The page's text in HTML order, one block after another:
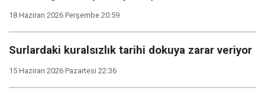
18 Haziran 2026 Perşembe 20:59
Surlardaki kuralsızlık tarihi dokuya zarar veriyor
15 Haziran 2026 Pazartesi 22:36